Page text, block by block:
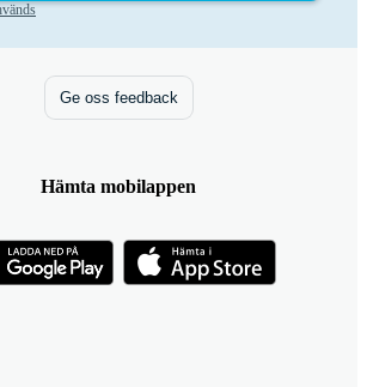
Ge oss feedback
Hämta mobilappen